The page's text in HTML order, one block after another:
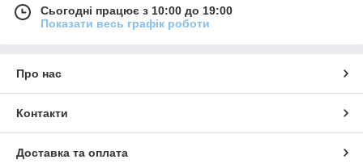
Сьогодні працює з 10:00 до 19:00
Показати весь графік роботи
Про нас
Контакти
Доставка та оплата